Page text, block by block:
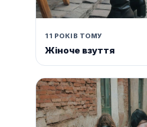
11 РОКІВ ТОМУ
Жіноче взуття